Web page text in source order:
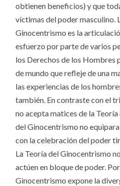
obtienen beneficios) y que
víctimas del poder masculino.
Ginocentrismo es la
esfuerzo por parte de varios
los Derechos de los Hombres
de mundo que refleje de una
las experiencias de los
también. En contraste con el
no acepta matices de la
del Ginocentrismo no
con la celebración del poder
La Teoría del Ginocentrismo
actúen en bloque de poder.
Ginocentrismo expone la